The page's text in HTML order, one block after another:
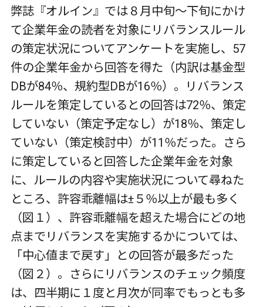
弊誌『オルイン』では８月中旬～下旬にかけ
て企業年金の読者を対象にリバランスルール
の策定状況についてアンケートを実施し、 57
件の企業年金から回答を得た（内訳は基金型
DBが84％、規約型DBが16％）。リバランス
ルールを策定しているとの回答は72％、策定
していない（策定予定なし）が18％、策定し
ていない（策定検討中）が11 ％だった。さら
に策定していると回答した企業年金を対象
に、ルールの内容や実施状況について尋ねた
ところ、許容乖離幅は±５％以上が最も多く
（図１）、許容乖離幅を超えた場合にどの地
点までリバランスを実施するかについては、
「中心値まで戻す」との回答が最多だった
（図２）。さらにリバランスのチェック頻度
は、四半期に１度と月次が同率でもっとも多